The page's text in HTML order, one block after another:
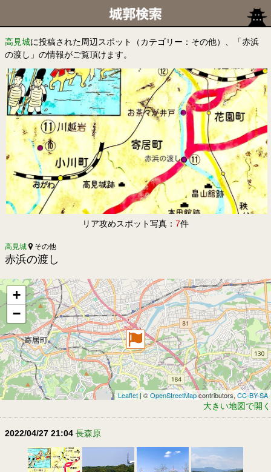
高見城に投稿された周辺スポット（カテゴリー：その他）、「赤浜
の渡し」の情報がご覧頂けます。
リア攻めスポット写真： 7件
高見城 その他
赤浜の渡し
+
−
Leaflet | ©OpenStreetMapcontributors,CC-BY-SA
大きい地図で開く
2022/04/27 21:04 長森原